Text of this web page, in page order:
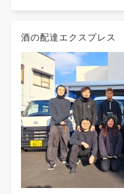
酒の配達エクスプレス